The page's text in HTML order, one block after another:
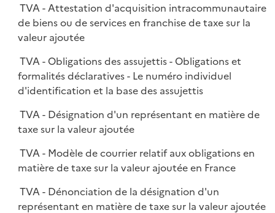
TVA - Attestation d'acquisition intracommunautaire
de biens ou de services en franchise de taxe sur la
valeur ajoutée
TVA - Obligations des assujettis - Obligations et
formalités déclaratives - Le numéro individuel
d'identification et la base des assujettis
TVA - Désignation d'un représentant en matière de
taxe sur la valeur ajoutée
TVA - Modèle de courrier relatif aux obligations en
matière de taxe sur la valeur ajoutée en France
TVA - Dénonciation de la désignation d'un
représentant en matière de taxe sur la valeur ajoutée